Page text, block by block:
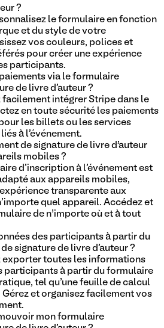
?
le formulaire en fonction
et du style de votre
vos couleurs, polices et
pour créer une expérience
participants.
via le formulaire
de livre d'auteur ?
facilement intégrer Stripe dans le
en toute sécurité les paiements
les billets ou les services
à l'événement.
de signature de livre d’auteur
mobiles ?
d'inscription à l'événement est
aux appareils mobiles,
transparente aux
quel appareil. Accédez et
de n’importe où et à tout
des participants à partir du
signature de livre d'auteur ?
exporter toutes les informations
participants à partir du formulaire
tel qu'une feuille de calcul
Gérez et organisez facilement vos
mon formulaire